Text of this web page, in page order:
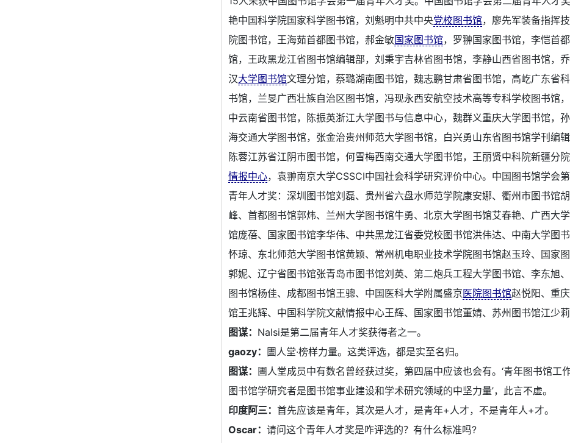
艳中国科学院国家科学图书馆，刘魁明中共中央党校图书馆，廖先军装备指挥
院图书馆，王海茹首都图书馆，郝金敏国家图书馆，罗翀国家图书馆，李恺首
馆，王政黑龙江省图书馆编辑部，刘秉宇吉林省图书馆，李静山西省图书馆，
汉大学图书馆文理分馆，蔡璐湖南图书馆，魏志鹏甘肃省图书馆，高屹广东省
书馆，兰旻广西壮族自治区图书馆，冯现永西安航空技术高等专科学校图书馆
中云南省图书馆，陈振英浙江大学图书与信息中心，魏群义重庆大学图书馆，
海交通大学图书馆，张金治贵州师范大学图书馆，白兴勇山东省图书馆学刊编辑
陈蓉江苏省江阴市图书馆，何雪梅西南交通大学图书馆，王丽贤中科院新疆分院
情报中心，袁翀南京大学CSSCI中国社会科学研究评价中心。中国图书馆学会
青年人才奖：深圳图书馆刘磊、贵州省六盘水师范学院康安娜、衢州市图书馆
峰、首都图书馆郭炜、兰州大学图书馆牛勇、北京大学图书馆艾春艳、广西大
馆庞蓓、国家图书馆李华伟、中共黑龙江省委党校图书馆洪伟达、中南大学图
怀琼、东北师范大学图书馆黄颖、常州机电职业技术学院图书馆赵玉玲、国家
郭妮、辽宁省图书馆张青岛市图书馆刘英、第二炮兵工程大学图书馆、李东旭
图书馆杨佳、成都图书馆王骢、中国医科大学附属盛京医院图书馆赵悦阳、重
馆王兆辉、中国科学院文献情报中心王辉、国家图书馆董婧、苏州图书馆江少莉
图谋： Nalsi是第二届青年人才奖获得者之一。
gaozy： 圕人堂·榜样力量。这类评选，都是实至名归。
图谋： 圕人堂成员中有数名曾经获过奖，第四届中应该也会有。‘青年图书馆工
图书馆学研究者是图书馆事业建设和学术研究领域的中坚力量’，此言不虚。
印度阿三：首先应该是青年，其次是人才，是青年+人才，不是青年人+才。
Oscar：请问这个青年人才奖是咋评选的？有什么标准吗?